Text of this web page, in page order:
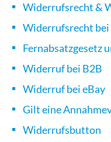
Widerrufsrecht &
Widerrufsrecht
Fernabsatzgesetz
Widerruf bei B2B
Widerruf bei eBay
Gilt eine
Widerrufsbutton